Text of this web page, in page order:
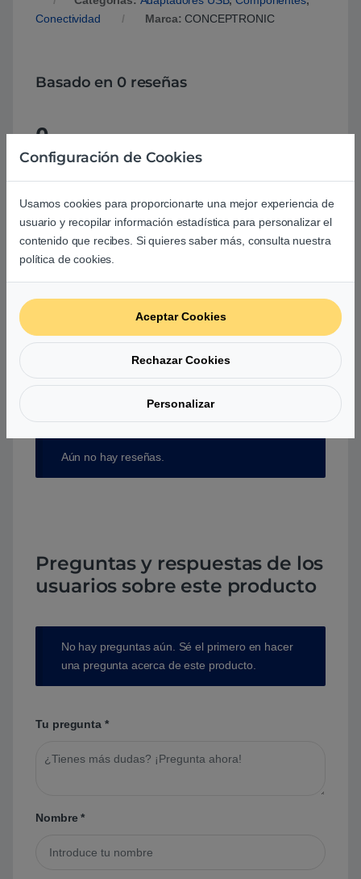
Conectividad
Marca:CONCEPTRONIC
Basado en 0 reseñas
0
0
0
Debesaccederpara publicar una valoración.
Aún no hay reseñas.
Preguntas y respuestas de los
usuarios sobre este producto
No hay preguntas aún. Sé el primero en hacer
una pregunta acerca de este producto.
Tu pregunta *
Nombre*
Configuración de Cookies
Usamos cookies para proporcionarte una mejor experiencia de
usuario y recopilar información estadística para personalizar el
contenido que recibes. Si quieres saber más, consulta nuestra
política de cookies.
Aceptar Cookies
Rechazar Cookies
Personalizar